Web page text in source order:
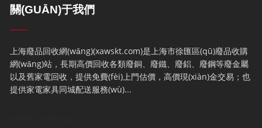
關(GUĀN)于我們
上海廢品回收網(wǎng)(xawskt.com)是上海市徐匯區(qū)廢品收購
網(wǎng)站，長期高價回收各類廢銅、廢鐵、廢鋁、廢鋼等廢金屬
以及舊家電回收，提供免費(fèi)上門估價，高價現(xiàn)金交易；也
提供家電家具同城配送服務(wù)...